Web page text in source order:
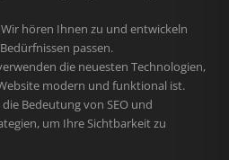
Wir hören Ihnen zu und entwickeln
passen.
die neuesten Technologien,
modern und funktional ist.
Bedeutung von SEO und
um Ihre Sichtbarkeit zu